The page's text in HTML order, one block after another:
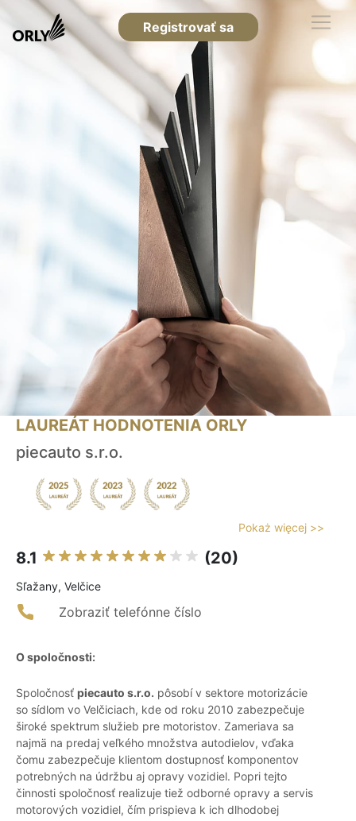
Registrovať sa
LAUREÁT HODNOTENIA ORLY
piecauto s.r.o.
Pokaż więcej >>
8.1 (20)
Sľažany, Velčice
Zobraziť telefónne číslo
O spoločnosti:
Spoločnosť piecauto s.r.o. pôsobí v sektore motorizácie
so sídlom vo Velčiciach, kde od roku 2010 zabezpečuje
široké spektrum služieb pre motoristov. Zameriava sa
najmä na predaj veľkého množstva autodielov, vďaka
čomu zabezpečuje klientom dostupnosť komponentov
potrebných na údržbu aj opravy vozidiel. Popri tejto
činnosti spoločnosť realizuje tiež odborné opravy a servis
motorových vozidiel, čím prispieva k ich dlhodobej